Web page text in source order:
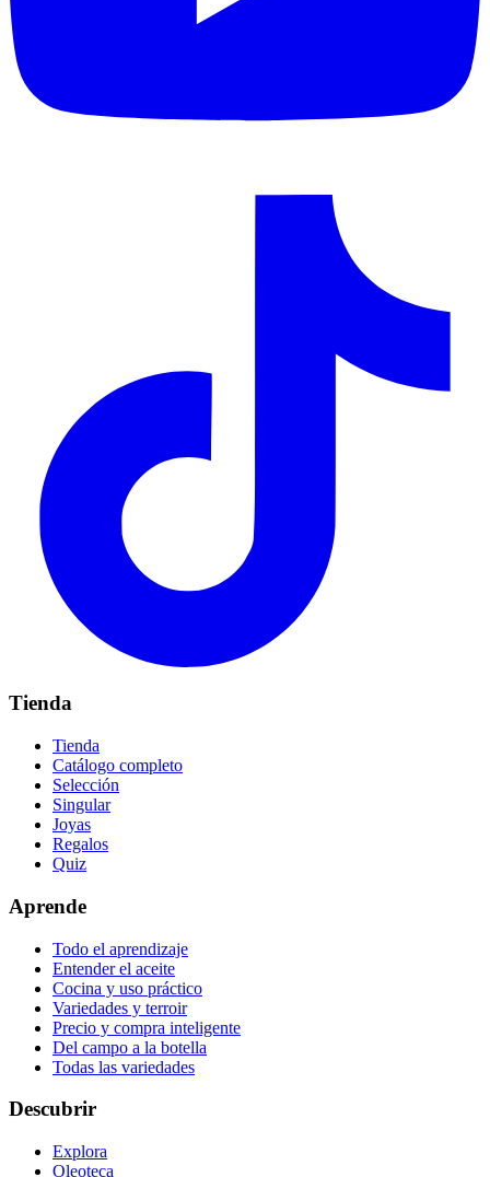
Tienda
Tienda
Catálogo completo
Selección
Singular
Joyas
Regalos
Quiz
Aprende
Todo el aprendizaje
Entender el aceite
Cocina y uso práctico
Variedades y terroir
Precio y compra inteligente
Del campo a la botella
Todas las variedades
Descubrir
Explora
Oleoteca